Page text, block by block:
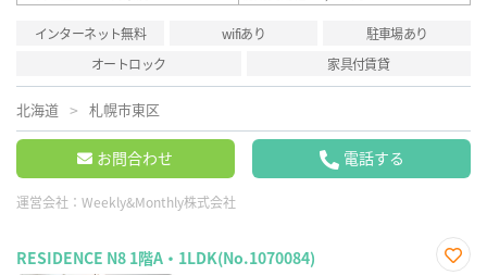
インターネット無料 wifiあり
駐車場あり
オートロック
家具付賃貸
北海道 札幌市東区
お問合わせ 電話する
運営会社： Weekly&Monthly株式会社
RESIDENCE N8 1階A・1LDK(No.1070084)